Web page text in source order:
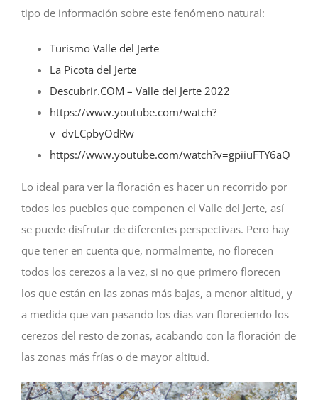
tipo de información sobre este fenómeno natural:
Turismo Valle del Jerte
La Picota del Jerte
Descubrir.COM – Valle del Jerte 2022
https://www.youtube.com/watch?
v=dvLCpbyOdRw
https://www.youtube.com/watch?v=gpiiuFTY6aQ
Lo ideal para ver la floración es hacer un recorrido por
todos los pueblos que componen el Valle del Jerte, así
se puede disfrutar de diferentes perspectivas. Pero hay
que tener en cuenta que, normalmente, no florecen
todos los cerezos a la vez, si no que primero florecen
los que están en las zonas más bajas, a menor altitud, y
a medida que van pasando los días van floreciendo los
cerezos del resto de zonas, acabando con la floración de
las zonas más frías o de mayor altitud.